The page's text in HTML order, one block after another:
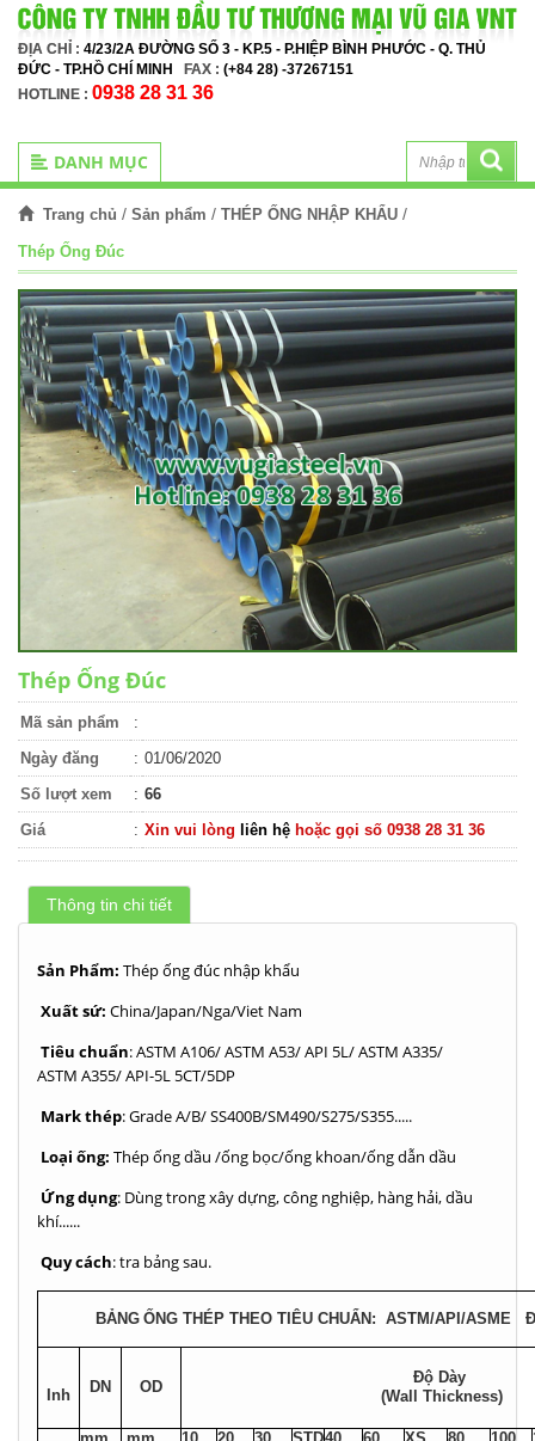
ĐỊA CHỈ : 4/23/2A ĐƯỜNG SỐ 3 - KP.5 - P.HIỆP BÌNH PHƯỚC - Q. THỦ
ĐỨC - TP.HỒ CHÍ MINH
FAX : (+84 28) -37267151
HOTLINE : 0938 28 31 36
DANH MỤC
Trang chủ / Sản phẩm / THÉP ỐNG NHẬP KHẨU /
Thép Ống Đúc
Thép Ống Đúc
Mã sản phẩm
:
Ngày đăng
: 01/06/2020
Số lượt xem
: 66
Giá
: Xin vui lòng liên hệ hoặc gọi số 0938 28 31 36
Thông tin chi tiết
Sản Phẩm: Thép ống đúc nhập khẩu
Xuất sứ: China/Japan/Nga/Viet Nam
Tiêu chuẩn: ASTM A106/ ASTM A53/ API 5L/ ASTM A335/
ASTM A355/ API-5L 5CT/5DP
Mark thép: Grade A/B/ SS400B/SM490/S275/S355.....
Loại ống: Thép ống dầu /ống bọc/ống khoan/ống dẫn dầu
Ứng dụng: Dùng trong xây dựng, công nghiệp, hàng hải, dầu
khí......
Quy cách: tra bảng sau.
BẢNG ỐNG THÉP THEO TIÊU CHUẨN: ASTM/API/ASME
Inh DN OD
Độ Dày
(Wall Thickness)